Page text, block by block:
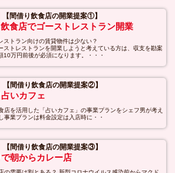
【間借り飲食店の開業提案①】
食店でゴーストレストラン開業
ストラン向けの賃貸物件は少ない？
ストレストランを開業しようと考えている方は、収支を勘案
10万円前後が必須になります。・・・
【間借り飲食店の開業提案②】
いカフェ
店を活用した「占いカフェ」の事業プランをシェフ男が考え
事業プランは料金設定は入店時に・・
【間借り飲食店の開業提案③】
朝からカレー店